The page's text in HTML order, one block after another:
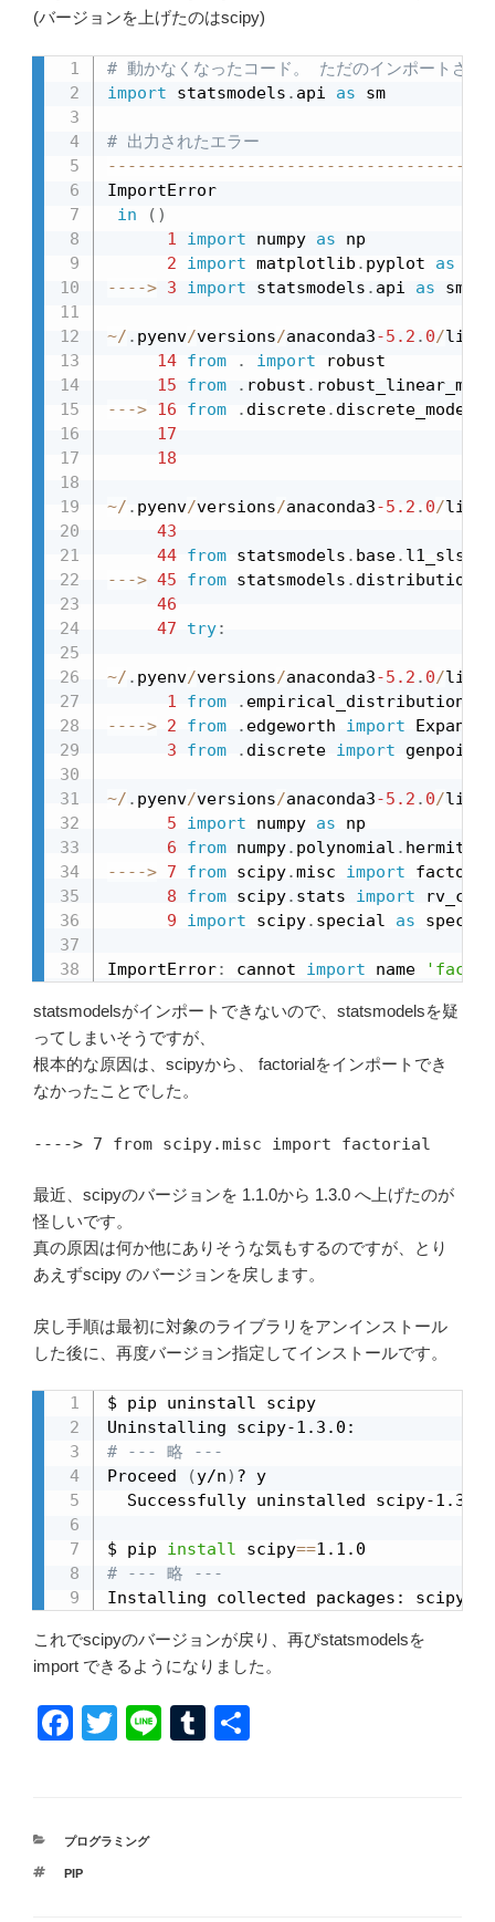
(バージョンを上げたのはscipy)
# 動かなくなったコード。 ただのインポートさえ
import statsmodels . api as sm
# 出力されたエラー
- - - - - - - - - - - - - - - - - - - - - - - - - - - - - - - - - - - -
ImportError
in
( )
1
import numpy as np
2
import matplotlib . pyplot as
- - - -> 3 import statsmodels . api as sm
~/ . pyenv/versions/anaconda3-5.2 . 0/lib
14 from . import robust
15
from . robust .
- - -> 16 from . discrete. discrete_model
17
18
~/ . pyenv/versions/anaconda3-5.2 . 0/lib
43
44 from statsmodels . base. l1_slsqp
- - -> 45 from statsmodels . distributions
46
47
try:
~/ . pyenv/versions/anaconda3-5.2 . 0/lib
1
from . empirical_distribution
- - - -> 2 from . edgeworth import
3
from . discrete import
~/ . pyenv/versions/anaconda3-5.2 . 0/lib
5
import numpy as np
6
from numpy. polynomial .
- - - -> 7 from scipy.misc import
8
from scipy. stats import
9
import scipy. special as special
ImportError: cannot import name
statsmodelsがインポートできないので、statsmodelsを疑
ってしまいそうですが、
根本的な原因は、scipyから、 factorialをインポートでき
なかったことでした。
----> 7 from scipy.misc import factorial
最近、scipyのバージョンを 1.1.0から 1.3.0 へ上げたのが
怪しいです。
真の原因は何か他にありそうな気もするのですが、とり
あえずscipy のバージョンを戻します。
戻し手順は最初に対象のライブラリをアンインストール
した後に、再度バージョン指定してインストールです。
$ pip uninstall scipy
# --- 略 ---
Proceed
(y/n) ? y
  Successfully uninstalled scipy-1.3.0
$ pip install scipy==
# --- 略 ---
Installing collected packages: scipy
これでscipyのバージョンが戻り、再びstatsmodelsを
import できるようになりました。
F
e
b
T
er
Li
T
カ
ゴ
プログラミング
タ
PIP